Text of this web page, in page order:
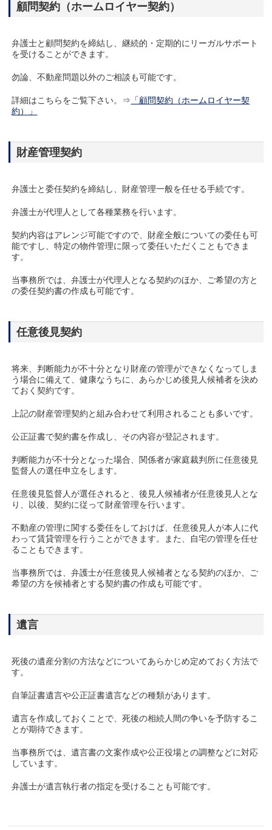
顧問契約（ホームロイヤー契約）
弁護士と顧問契約を締結し、継続的・定期的にリーガルサポート
を受けることができます。
勿論、不動産問題以外のご相談も可能です。
詳細はこちらをご覧下さい。⇒ 「顧問契約（ホームロイヤー契
約）」
財産管理契約
弁護士と委任契約を締結し、財産管理一般を任せる手続です。
弁護士が代理人として各種業務を行います。
契約内容はアレンジ可能ですので、財産全般についての委任も可
能ですし、特定の物件管理に限って委任いただくこともできま
す。
当事務所では、弁護士が代理人となる契約のほか、ご希望の方と
の委任契約書の作成も可能です。
任意後見契約
将来、判断能力が不十分となり財産の管理ができなくなってしま
う場合に備えて、健康なうちに、あらかじめ後見人候補者を決め
ておく契約です。
上記の財産管理契約と組み合わせて利用されることも多いです。
公正証書で契約書を作成し、その内容が登記されます。
判断能力が不十分となった場合、関係者が家庭裁判所に任意後見
監督人の選任申立をします。
任意後見監督人が選任されると、後見人候補者が任意後見人とな
り、以後、契約に従って財産管理を行います。
不動産の管理に関する委任をしておけば、任意後見人が本人に代
わって賃貸管理を行うことができます。また、自宅の管理を任せ
ることもできます。
当事務所では、弁護士が任意後見人候補者となる契約のほか、ご
希望の方を候補者とする契約書の作成も可能です。
遺言
死後の遺産分割の方法などについてあらかじめ定めておく方法で
す。
自筆証書遺言や公正証書遺言などの種類があります。
遺言を作成しておくことで、死後の相続人間の争いを予防するこ
とが期待できます。
当事務所では、遺言書の文案作成や公正役場との調整などに対応
しています。
弁護士が遺言執行者の指定を受けることも可能です。